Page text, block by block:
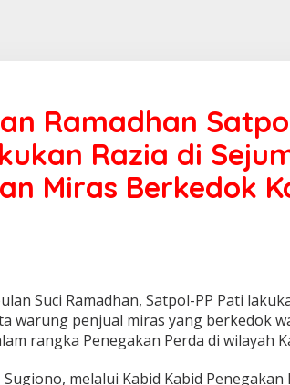
Ramadhan
Razia di
Miras Berkedok
Suci Ramadhan, Satpol-PP Pati
warung penjual miras yang berkedok
rangka Penegakan Perda di wilayah
Sugiono, melalui Kabid Kabid